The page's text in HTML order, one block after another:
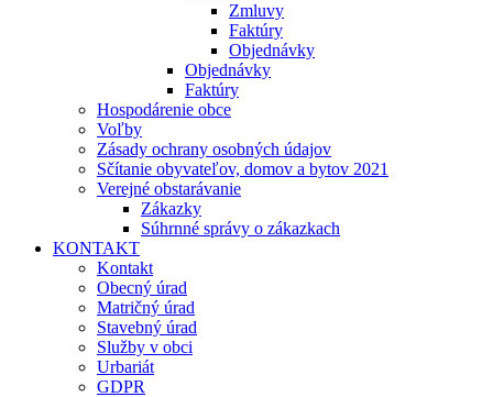
Zmluvy
Faktúry
Objednávky
Objednávky
Faktúry
Hospodárenie obce
Voľby
Zásady ochrany osobných údajov
Sčítanie obyvateľov, domov a bytov 2021
Verejné obstarávanie
Zákazky
Súhrnné správy o zákazkach
KONTAKT
Kontakt
Obecný úrad
Matričný úrad
Stavebný úrad
Služby v obci
Urbariát
GDPR